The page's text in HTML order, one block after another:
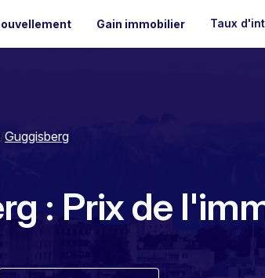
Gain immobilier Taux
/Guggisberg
: Prix de